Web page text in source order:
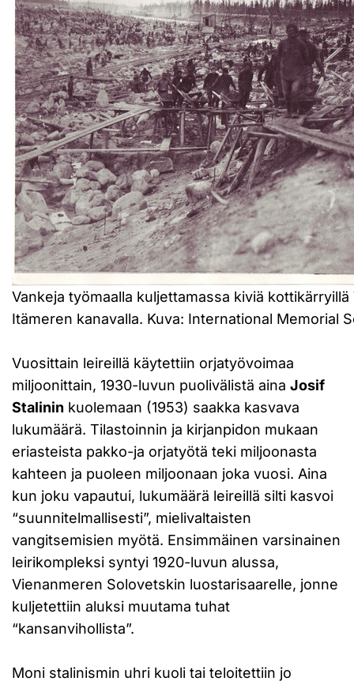
Vankeja työmaalla kuljettamassa kiviä
Itämeren kanavalla. Kuva: International Memorial
Vuosittain leireillä käytettiin orjatyövoimaa
miljoonittain, 1930-luvun puolivälistä aina Josif
Stalinin kuolemaan (1953) saakka kasvava
lukumäärä. Tilastoinnin ja kirjanpidon mukaan
eriasteista pakko-ja orjatyötä teki miljoonasta
kahteen ja puoleen miljoonaan joka vuosi. Aina
kun joku vapautui, lukumäärä leireillä silti kasvoi
“suunnitelmallisesti”, mielivaltaisten
vangitsemisien myötä. Ensimmäinen varsinainen
leirikompleksi syntyi 1920-luvun alussa,
Vienanmeren Solovetskin luostarisaarelle, jonne
kuljetettiin aluksi muutama tuhat
“kansanvihollista”.
Moni stalinismin uhri kuoli tai teloitettiin jo